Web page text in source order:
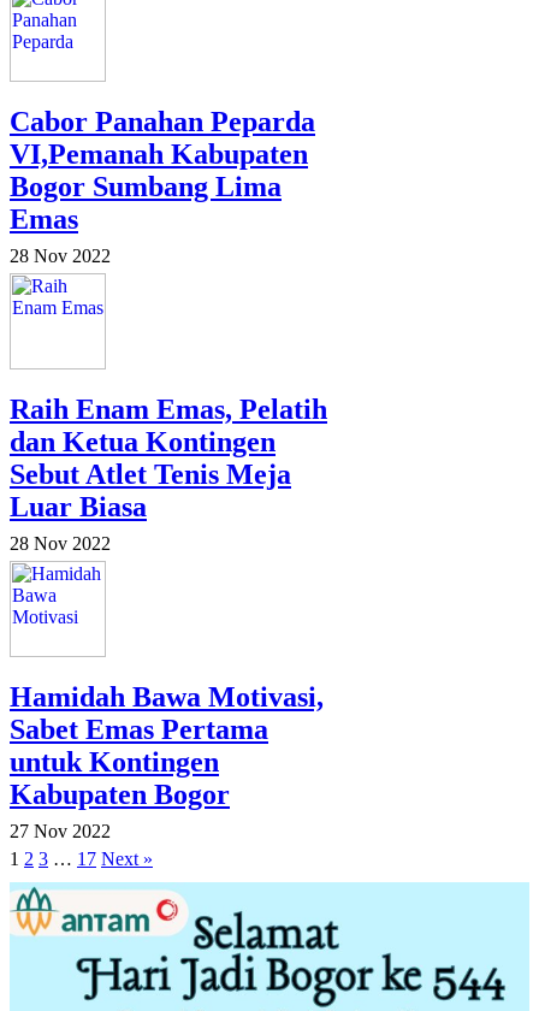
Cabor Panahan Peparda
VI,Pemanah Kabupaten
Bogor Sumbang Lima
Emas
28 Nov 2022
Raih Enam Emas, Pelatih
dan Ketua Kontingen
Sebut Atlet Tenis Meja
Luar Biasa
28 Nov 2022
Hamidah Bawa Motivasi,
Sabet Emas Pertama
untuk Kontingen
Kabupaten Bogor
27 Nov 2022
1 2 3 … 17 Next »